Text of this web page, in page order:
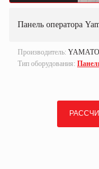
Панель оператора
Производитель: YAMATO
Тип оборудования: